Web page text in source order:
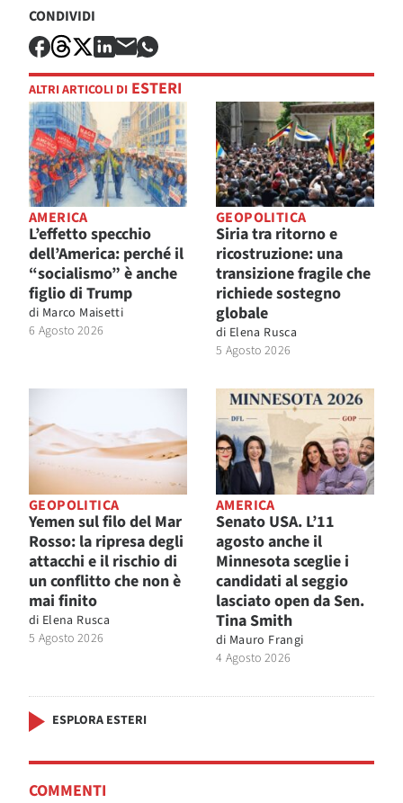
CONDIVIDI
ALTRI ARTICOLI DI ESTERI
AMERICA
L’effetto specchio
dell’America: perché il
“socialismo” è anche
figlio di Trump
di Marco Maisetti
6 Agosto 2026
GEOPOLITICA
Siria tra ritorno e
ricostruzione: una
transizione fragile che
richiede sostegno
globale
di Elena Rusca
5 Agosto 2026
GEOPOLITICA
Yemen sul filo del Mar
Rosso: la ripresa degli
attacchi e il rischio di
un conflitto che non è
mai finito
di Elena Rusca
5 Agosto 2026
AMERICA
Senato USA. L’11
agosto anche il
Minnesota sceglie i
candidati al seggio
lasciato open da Sen.
Tina Smith
di Mauro Frangi
4 Agosto 2026
ESPLORA ESTERI
COMMENTI